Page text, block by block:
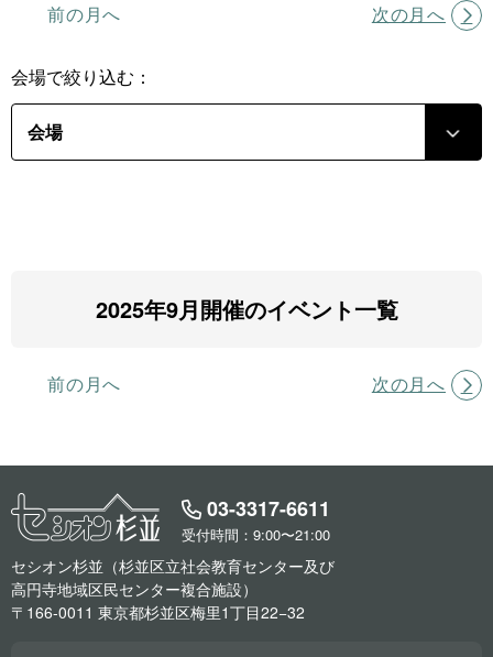
前の月へ 次の月へ
会場で絞り込む：
前の月へ
2025年9月開催のイベント一覧
次の月へ
03-3317-6611
受付時間：9:00〜21:00
セシオン杉並（杉並区立社会教育センター及び
高円寺地域区民センター複合施設）
〒166-0011 東京都杉並区梅里1丁目22−32